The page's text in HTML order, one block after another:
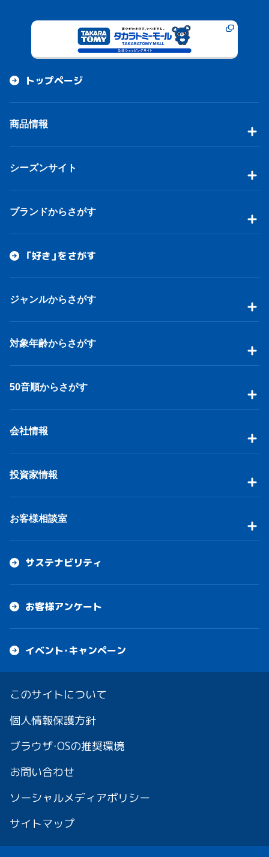
トップページ
商品情報
シーズンサイト
ブランドからさがす
「好き」をさがす
ジャンルからさがす
対象年齢からさがす
50音順からさがす
会社情報
投資家情報
お客様相談室
サステナビリティ
お客様アンケート
イベント・キャンペーン
このサイトについて
個人情報保護方針
ブラウザ・OSの推奨環境
お問い合わせ
ソーシャルメディアポリシー
サイトマップ